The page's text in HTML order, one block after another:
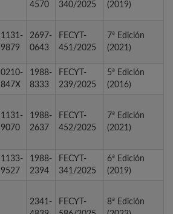
4570
340/2025
(2019)
1131-
9879
2697-
0643
FECYT-
451/2025
7ª Edición
(2021)
0210-
847X
1988-
8333
FECYT-
239/2025
5ª Edición
(2016)
1131-
9070
1988-
2637
FECYT-
452/2025
7ª Edición
(2021)
1133-
9527
1988-
2394
FECYT-
341/2025
6ª Edición
(2019)
2341-
FECYT-
8ª Edición